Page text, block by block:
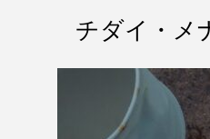
チダイ・メ